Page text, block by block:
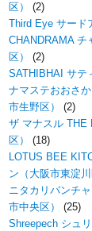
区）
(2)
Third Eye サード
CHANDRAMA チ
区）
(2)
SATHIBHAI サテ
ナマステおおさ
市生野区）
(2)
ザ マナスル THE
区）
(18)
LOTUS BEE
ン（大阪市東淀川
ニタカリバンチ
市中央区）
(25)
Shreepech シュ